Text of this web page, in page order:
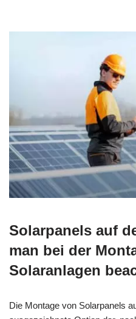
Solarpanels auf
man bei der
Solaranlagen
Die Montage von Solarpanels